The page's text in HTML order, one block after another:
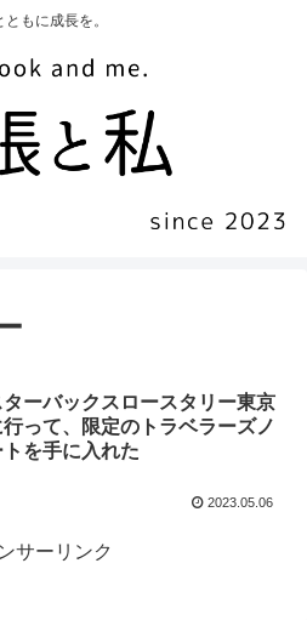
ともに成長を。
ターバックスロースタリー東京
行って、限定のトラベラーズノ
トを手に入れた
2023.05.06
サーリンク